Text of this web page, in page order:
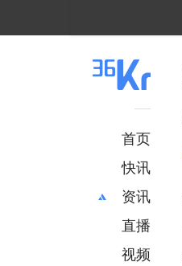
首页
快讯
资讯
推荐
财经
直播
视频